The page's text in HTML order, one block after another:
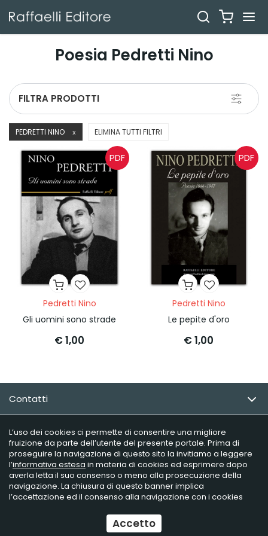
Poesia Pedretti Nino
Toggle
FILTRA PRODOTTI
PEDRETTI NINO X ELIMINA TUTTI FILTRI
PDF
Pedretti Nino
Gli uomini sono strade
€ 1,00
PDF
Pedretti Nino
Le pepite d'oro
€ 1,00
Contatti
Email Newsletter
Info utili
Raffaelli Editore - P.iva 02181230406
Ecommerce by Daisuke
L’uso dei cookies ci permette di consentire una migliore
fruizione da parte dell’utente del presente portale. Prima di
proseguire la navigazione di questo sito la invitiamo a leggere
l’informativa estesa in materia di cookies ed esprimere dopo
averla letta il suo consenso o meno alla prosecuzione della
navigazione. La chiusura di questo banner implica
l’accettazione ed il consenso alla navigazione con i cookies
Accetto